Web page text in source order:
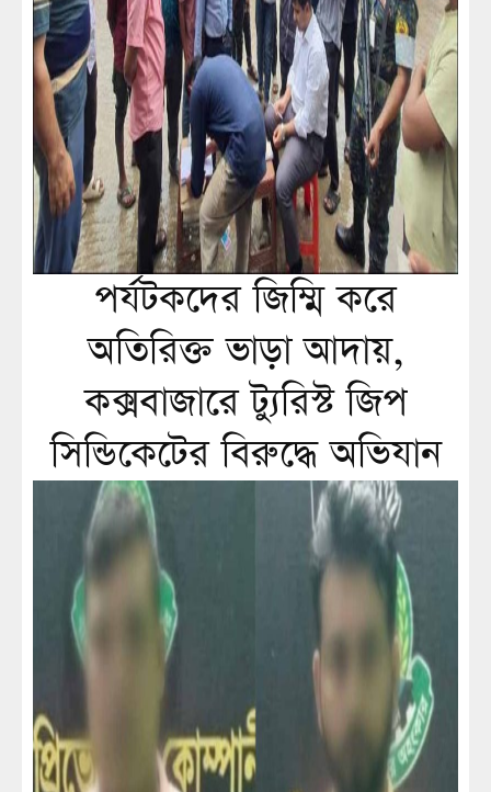
পর্যটকদের জিম্মি করে
অতিরিক্ত ভাড়া আদায়,
কক্সবাজারে ট্যুরিস্ট জিপ
সিন্ডিকেটের বিরুদ্ধে অভিযান